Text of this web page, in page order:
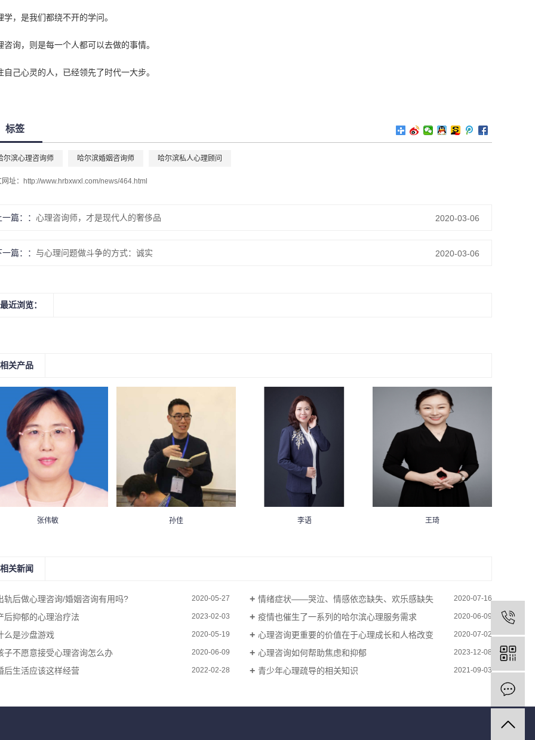
学，是我们都绕不开的学问。
咨询，则是每一个人都可以去做的事情。
自己心灵的人，已经领先了时代一大步。
标签
尔滨心理咨询师 哈尔滨婚姻咨询师 哈尔滨私人心理顾问
址： http://www.hrbxwxl.com/news/464.html
篇： 心理咨询师，才是现代人的奢侈品 2020-03-06
篇： 与心理问题做斗争的方式：诚实 2020-03-06
最近浏览：
相关产品
张伟敏 孙佳 李语 王琦
相关新闻
轨后做心理咨询/婚姻咨询有用吗? 2020-05-27 情绪症状——哭泣、情感依恋缺失、欢乐感缺失 2020-07-16
后抑郁的心理治疗法 2023-02-03 疫情也催生了一系列的哈尔滨心理服务需求 2020-06-09
么是沙盘游戏 2020-05-19 心理咨询更重要的价值在于心理成长和人格改变 2020-07-02
子不愿意接受心理咨询怎么办 2020-06-09 心理咨询如何帮助焦虑和抑郁 2023-12-08
后生活应该这样经营 2022-02-28 青少年心理疏导的相关知识 2021-09-03